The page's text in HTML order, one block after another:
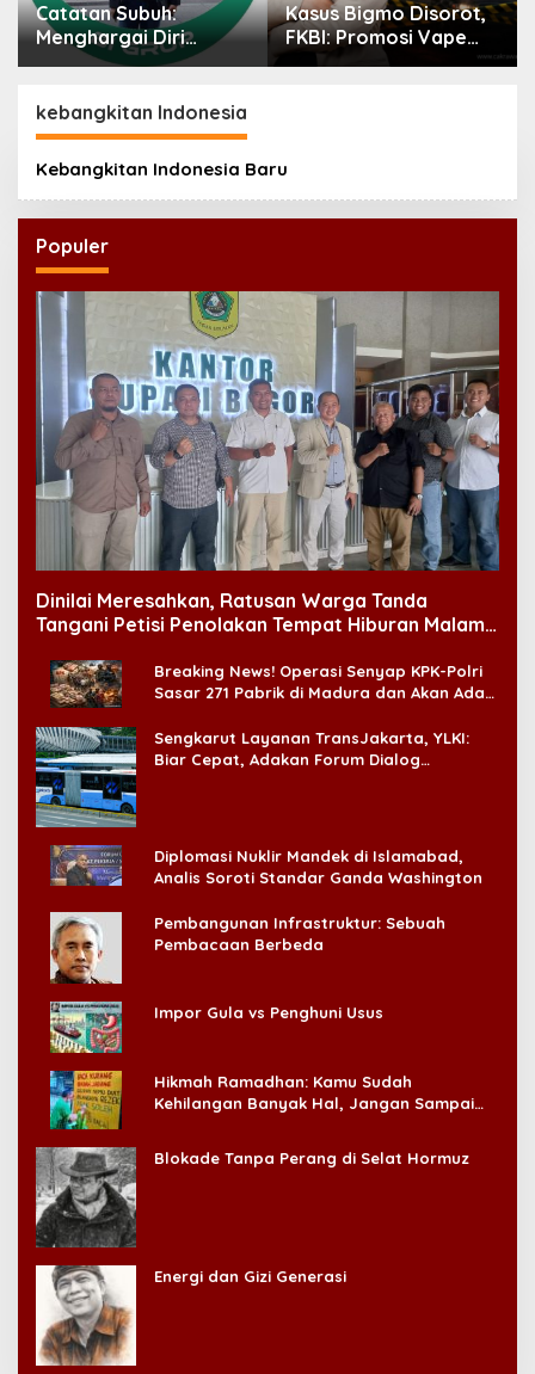
Catatan Subuh:
Menghargai Diri
Sendiri
Kasus Bigmo Disorot,
FKBI: Promosi Vape
kepada Anak
kebangkitan Indonesia
Kebangkitan Indonesia Baru
Populer
Dinilai Meresahkan, Ratusan Warga Tanda
Tangani Petisi Penolakan Tempat Hiburan Malam
Breaking News! Operasi Senyap KPK-Polri
Sasar 271 Pabrik di Madura dan Akan Ada
Sengkarut Layanan TransJakarta, YLKI:
Biar Cepat, Adakan Forum Dialog
Diplomasi Nuklir Mandek di Islamabad,
Analis Soroti Standar Ganda Washington
Pembangunan Infrastruktur: Sebuah
Pembacaan Berbeda
Impor Gula vs Penghuni Usus
Hikmah Ramadhan: Kamu Sudah
Kehilangan Banyak Hal, Jangan Sampai
Blokade Tanpa Perang di Selat Hormuz
Energi dan Gizi Generasi